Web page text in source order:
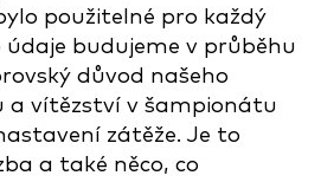
použitelné pro každý
budujeme v průběhu
důvod našeho
a vítězství v šampionátu
zátěže. Je to
a také něco, co